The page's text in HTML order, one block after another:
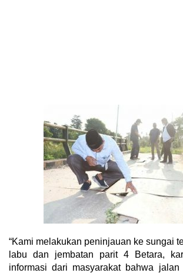
“Kami melakukan peninjauan ke sungai
labu dan jembatan parit 4 Betara,
informasi dari masyarakat bahwa